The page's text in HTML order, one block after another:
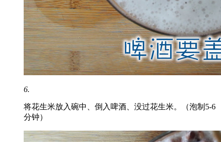
6.
将花生米放入碗中、倒入啤酒、没过花生米。（泡制5-6
分钟）